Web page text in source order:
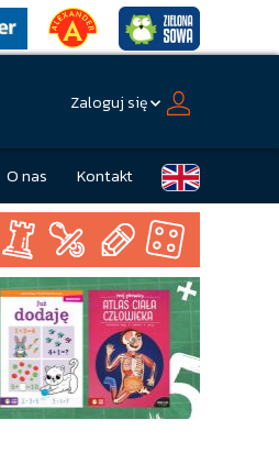
Zaloguj się
O nas Kontakt